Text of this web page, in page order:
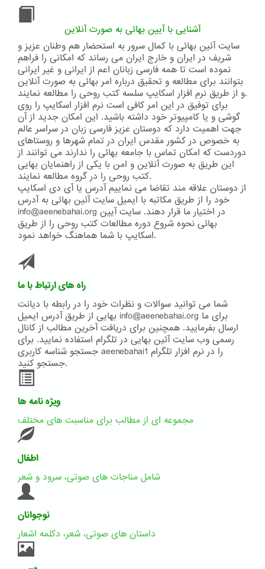
آشنایی با آیین بهائی به صورت آنلاین
سایت آئین بهائی با کمال سرور به استحضار هم وطنان عزیز و
شریف در ایران و خارج ایران می رساند که امکانی را فراهم
نموده است تا همه فارسی زبانان اعم از ایرانی و غیر ایرانی
بتوانند برای مطالعه و تحقیق درباره امر بهائی به صورت آنلاین
و از طریق نرم افزار اسکایپ سلسه کتب روحی را مطالعه نمایند.
برای توفیق در این امر کافی است نرم افزار اسکایپ را روی
گوشی و یا کامپیوتر خود داشته باشید. این امکان جدید از آن
جهت اهمیت دارد که دوستان عزیز فارسی زبان در سراسر عالم
به خصوص در کشور مقدس ایران در تمام شهرها و روستاهای
دوردست که امکان تماس با جامعه بهائی را ندارند می توانند از
این طریق به صورت آنلاین و امن با یکی از راهنمایان بهایی
کتب روحی را در گروه مطالعه نمایند.
از دوستان علاقه مند تقاضا می نماییم آدرس یا آی دی اسکایپ
خود را از طریق مکاتبه با ایمیل سایت آئین بهائی به آدرس
info@aeenebahai.org در اختیار ما قرار دهند. سایت آیین
بهائی نحوه شروع دوره مطالعات کتب روحی را از طریق
اسکایپ با شما هماهنگ خواهد نمود.
راه های ارتباط با ما
شما می توانید سوالات و نظرات خود را در رابطه با دیانت
بهایی از طریق آدرس ایمیل info@aeenebahai.org برای ما
ارسال بفرمایید. همچنین برای دریافت آخرین مطالب از کانال
رسمی وب سایت آئین بهایی در تلگرام استفاده نمایید. برای
جستجو شناسه کاربری aeenebahai1 را در نرم افزار تلگرام
جستجو کنید.
ویژه نامه ها
مجموعه ای از مطالب برای مناسبت های مختلف
اطفال
شامل مناجات های صوتی، سرود و شعر
نوجوانان
داستان های صوتی، شعر، دکلمه اشعار